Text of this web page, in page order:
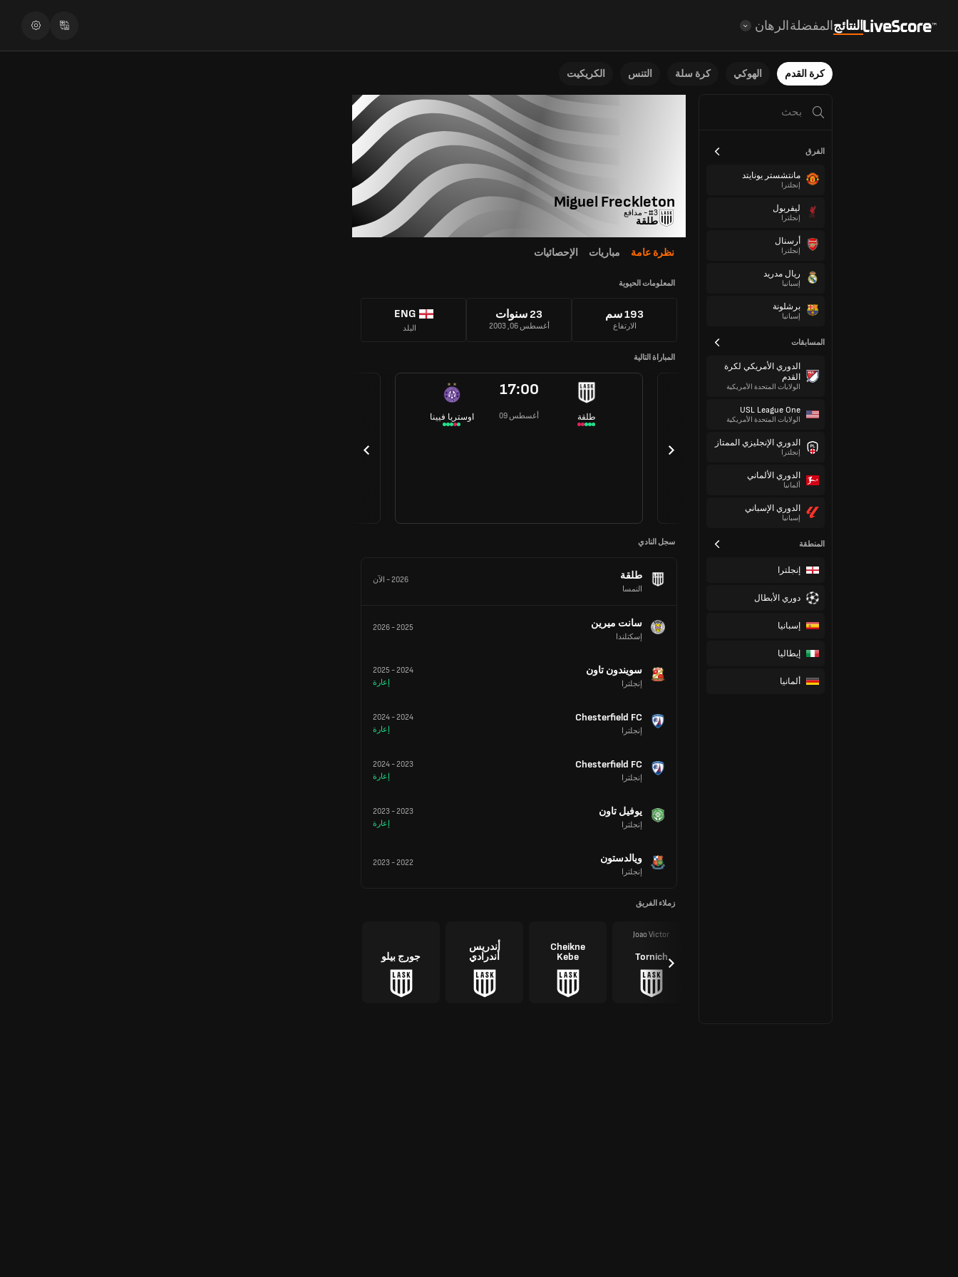
النتائجالمفضلةالرهان
كرة القدم الهوكي كرة سلة التنس الكريكيت
الفرق
مانتشستر يونايتد
إنجلترا
ليفربول
إنجلترا
أرسنال
إنجلترا
ريال مدريد
إسبانيا
برشلونة
إسبانيا
المسابقات
الدوري الأمريكي لكرة
القدم
الولايات المتحدة الأمريكية
USL League One
الولايات المتحدة الأمريكية
الدوري الإنجليزي الممتاز
إنجلترا
الدوري الألماني
ألمانيا
الدوري الإسباني
إسبانيا
المنطقة
إنجلترا
دوري الأبطال
إسبانيا
إيطاليا
ألمانيا
Miguel Freckleton
#3 - مدافع
طلقة
نظرة عامة مباريات الإحصائيات
المعلومات الحيوية
193 سم
الارتفاع
23 سنوات
أغسطس 06, 2003
ENG
البلد
المباراة التالية
اوستريا فيينا
17:00
09 أغسطس طلقة
سجل النادي
طلقة
النمسا
2026
- الآن
سانت ميرين
إسكتلندا
2025
-
2026
سويندون تاون
إنجلترا
2024
-
2025
إعارة
Chesterfield FC
إنجلترا
2024
-
2024
إعارة
Chesterfield FC
إنجلترا
2023
-
2024
إعارة
يوفيل تاون
إنجلترا
2023
-
2023
إعارة
ويالدستون
إنجلترا
2022
-
2023
زملاء الفريق
Joao Victor
Tornich
Cheikne
Kebe
أندريس
أندرادي
جورج بيلو